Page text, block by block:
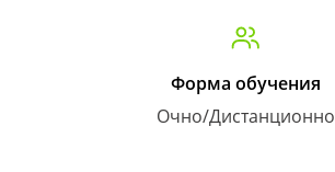
Форма обучения
Очно/Дистанционно